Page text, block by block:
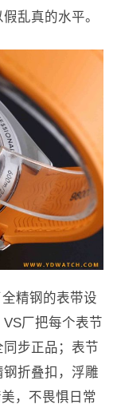
乱真的水平。
精钢的表带设
厂把每个表节
步正品；表节
折叠扣，浮雕
，不畏惧日常